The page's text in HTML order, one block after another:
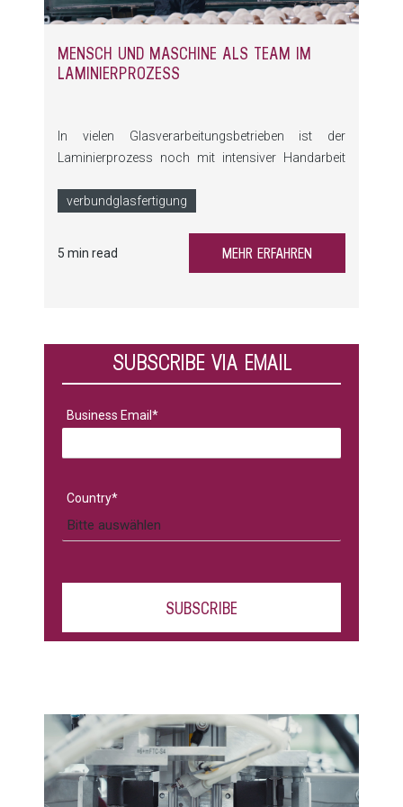
MENSCH UND MASCHINE ALS TEAM IM
LAMINIERPROZESS
In vielen Glasverarbeitungsbetrieben ist der
Laminierprozess noch mit intensiver Handarbeit
Tätigkeiten, Fehleranfälligkeit und großer
gezielte Automatisierung erhalten Mitarbeitende
verbundglasfertigung
5 min read MEHR ERFAHREN
SUBSCRIBE VIA EMAIL
Business Email *
Country*